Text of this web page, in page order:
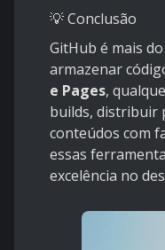
💡 Conclusão
GitHub é mais
armazenar
e Pages,
builds, distribuir
conteúdos com
essas
excelência no